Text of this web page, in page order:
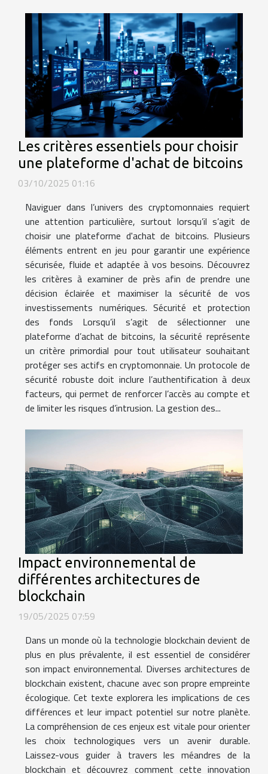
Les critères essentiels pour choisir
une plateforme d'achat de bitcoins
03/10/2025 01:16
Naviguer dans l’univers des cryptomonnaies requiert
une attention particulière, surtout lorsqu’il s’agit de
choisir une plateforme d'achat de bitcoins. Plusieurs
éléments entrent en jeu pour garantir une expérience
sécurisée, fluide et adaptée à vos besoins. Découvrez
les critères à examiner de près afin de prendre une
décision éclairée et maximiser la sécurité de vos
investissements numériques. Sécurité et protection
des fonds Lorsqu’il s’agit de sélectionner une
plateforme d’achat de bitcoins, la sécurité représente
un critère primordial pour tout utilisateur souhaitant
protéger ses actifs en cryptomonnaie. Un protocole de
sécurité robuste doit inclure l’authentification à deux
facteurs, qui permet de renforcer l’accès au compte et
de limiter les risques d’intrusion. La gestion des...
Impact environnemental de
différentes architectures de
blockchain
19/05/2025 07:59
Dans un monde où la technologie blockchain devient de
plus en plus prévalente, il est essentiel de considérer
son impact environnemental. Diverses architectures de
blockchain existent, chacune avec son propre empreinte
écologique. Cet texte explorera les implications de ces
différences et leur impact potentiel sur notre planète.
La compréhension de ces enjeux est vitale pour orienter
les choix technologiques vers un avenir durable.
Laissez-vous guider à travers les méandres de la
blockchain et découvrez comment cette innovation